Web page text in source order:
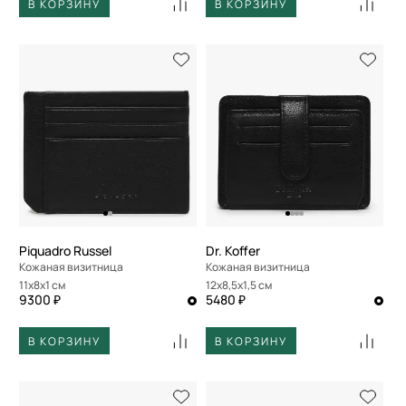
В КОРЗИНУ В КОРЗИНУ
Piquadro Russel
Кожаная визитница
11x8x1 см
9300 ₽
В КОРЗИНУ
Dr. Koffer
Кожаная визитница
12x8,5x1,5 см
5480 ₽
В КОРЗИНУ